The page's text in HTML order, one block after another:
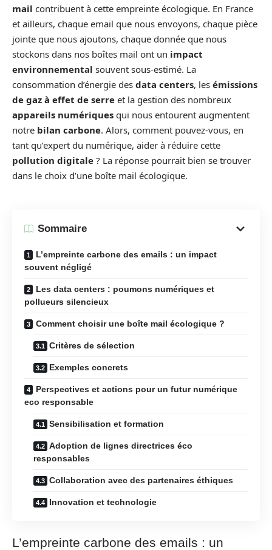
mail contribuent à cette empreinte écologique. En France
et ailleurs, chaque email que nous envoyons, chaque pièce
jointe que nous ajoutons, chaque donnée que nous
stockons dans nos boîtes mail ont un impact
environnemental souvent sous-estimé. La
consommation d’énergie des data centers, les émissions
de gaz à effet de serre et la gestion des nombreux
appareils numériques qui nous entourent augmentent
notre bilan carbone. Alors, comment pouvez-vous, en
tant qu’expert du numérique, aider à réduire cette
pollution digitale ? La réponse pourrait bien se trouver
dans le choix d’une boîte mail écologique.
Sommaire
L’empreinte carbone des emails : un impact
souvent négligé
Les data centers : poumons numériques et
pollueurs silencieux
Comment choisir une boîte mail écologique ?
Critères de sélection
Exemples concrets
Perspectives et actions pour un futur numérique
eco responsable
Sensibilisation et formation
Adoption de lignes directrices éco
responsables
Collaboration avec des partenaires éthiques
Innovation et technologie
L’empreinte carbone des emails : un